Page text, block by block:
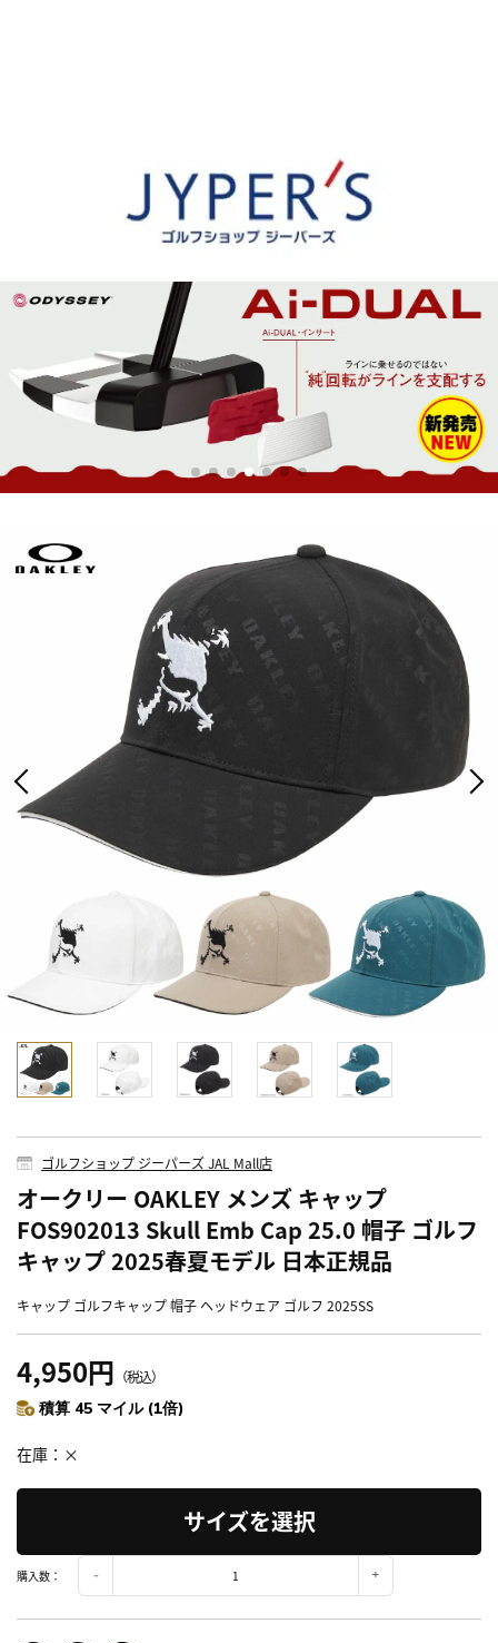
ゴルフショップ ジーパーズ JAL Mall店
オークリー OAKLEY メンズ キャップ
FOS902013 Skull Emb Cap 25.0 帽子 ゴルフ
キャップ 2025春夏モデル 日本正規品
キャップ ゴルフキャップ 帽子 ヘッドウェア ゴルフ 2025SS
4,950円 （税込）
積算 45 マイル (1倍)
在庫 ×
サイズを選択
購入数：